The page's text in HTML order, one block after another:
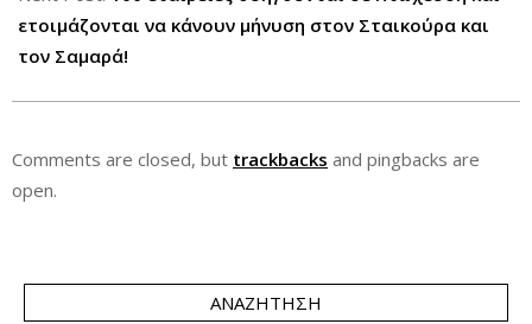
ετοιμάζονται να κάνουν μήνυση στον Σταικούρα και
τον Σαμαρά!
Comments are closed, but trackbacks and pingbacks are
open.
ΑΝΑΖΉΤΗΣΗ